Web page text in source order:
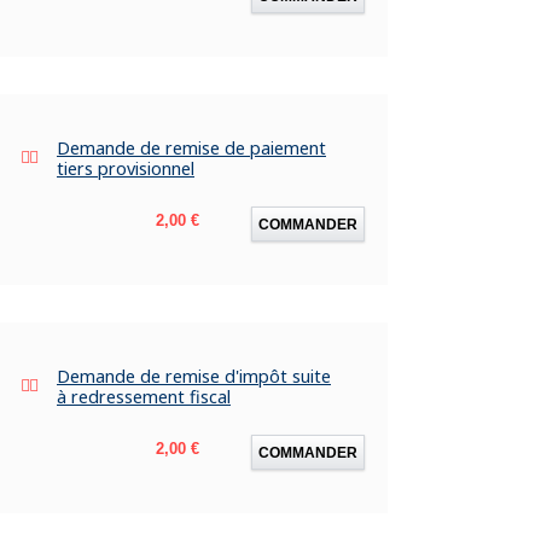
Demande de remise de paiement
tiers provisionnel
Prix
2,00 € COMMANDER
Demande de remise d'impôt suite
à redressement fiscal
Prix
2,00 € COMMANDER